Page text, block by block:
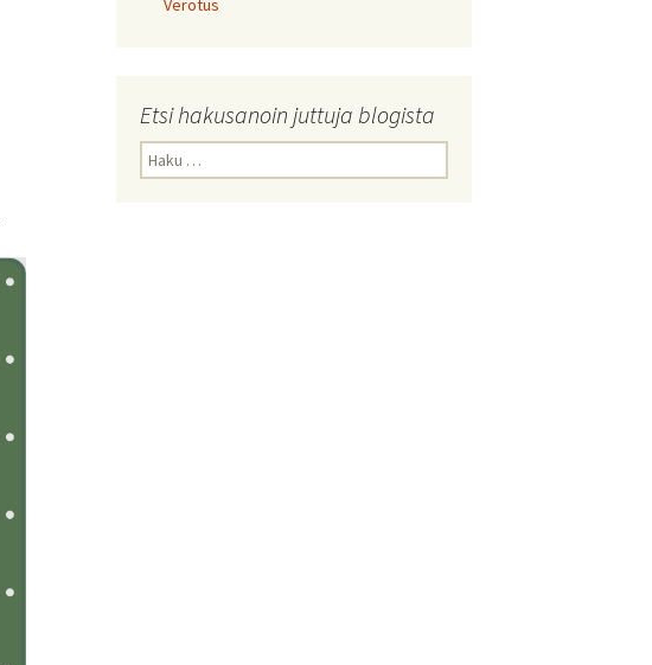
Verotus
Etsi hakusanoin juttuja blogista
Haku: